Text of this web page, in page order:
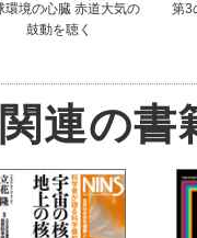
環境の心臓 赤道大気の
鼓動を聴く
第3
連の書